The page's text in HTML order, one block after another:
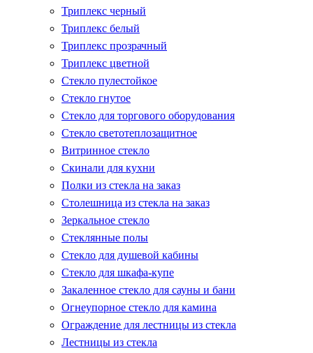
Триплекс черный
Триплекс белый
Триплекс прозрачный
Триплекс цветной
Стекло пулестойкое
Стекло гнутое
Стекло для торгового оборудования
Стекло светотеплозащитное
Витринное стекло
Скинали для кухни
Полки из стекла на заказ
Столешница из стекла на заказ
Зеркальное стекло
Стеклянные полы
Стекло для душевой кабины
Стекло для шкафа-купе
Закаленное стекло для сауны и бани
Огнеупорное стекло для камина
Ограждение для лестницы из стекла
Лестницы из стекла